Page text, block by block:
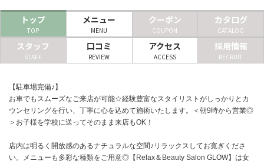
リラクゼーションサロン
美容クリニック
ヘアカタログ
ネイルカタログ
メンズカタログ
トップ
TOP
メニュー
MENU
クーポン
COUPON
カタログ
CATALOG
スタッフ
STAFF
口コミ
REVIEW
アクセス
ACCESS
採用情報
RECRUIT
【駐車場完備♪】
お車でもスムーズなご来店が可能☆経験豊富なスタイリストがしっかりとカ
ウンセリングを行い、丁寧に心を込めて施術いたします。＜朝9時から営業◎
＞お子様を学校に送ってそのまま来店もOK！
店内は明るく開放感のあるナチュラルな空間♪リラックスしてお寛ぎくださ
い。メニューも多彩な種類をご用意◎【Relax＆Beauty Salon GLOW】は女